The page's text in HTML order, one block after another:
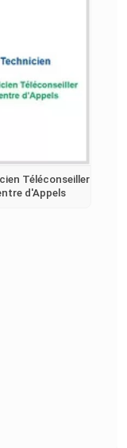
Téléconseiller
d'Appels